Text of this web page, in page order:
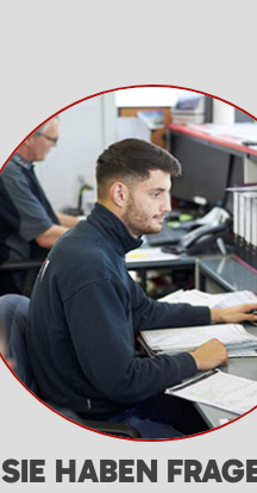
SIE HABEN